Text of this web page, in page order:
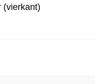
(vierkant)